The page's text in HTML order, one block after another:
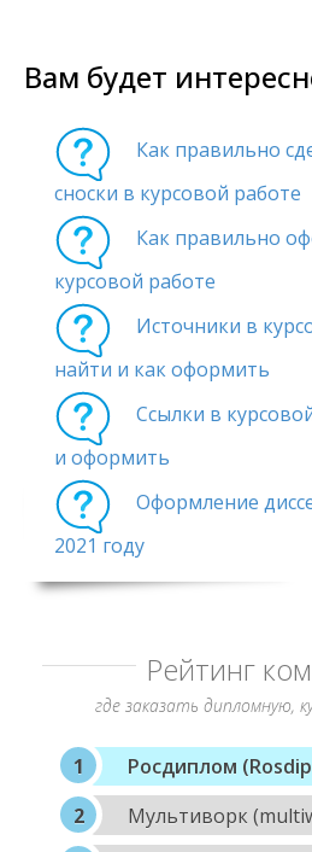
Вам будет
Как правильно
сноски в курсовой работе
Как правильно
курсовой работе
Источники в
найти и как оформить
Ссылки в
и оформить
Оформление
2021 году
Рейтинг
где заказать дипломную,
Росдиплом
Мультиворк